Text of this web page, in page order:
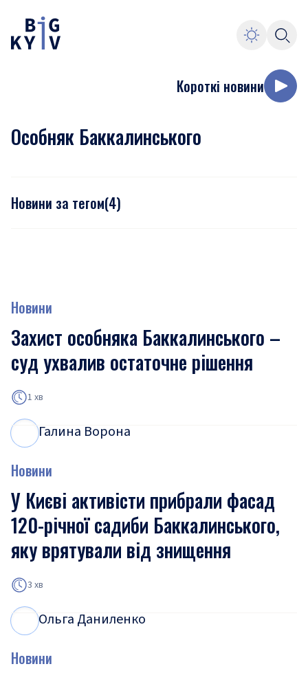
Короткі новини
Особняк Баккалинського
Новини за тегом(4)
Новини
Захист особняка Баккалинського –
суд ухвалив остаточне рішення
1 хв
Галина Ворона
Новини
У Києві активісти прибрали фасад
120-річної садиби Баккалинського,
яку врятували від знищення
3 хв
Ольга Даниленко
Новини